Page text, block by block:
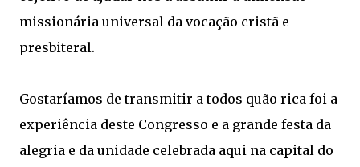
missionária universal da vocação cristã e
presbiteral.
Gostaríamos de transmitir a todos quão rica foi a
experiência deste Congresso e a grande festa da
alegria e da unidade celebrada aqui na capital do